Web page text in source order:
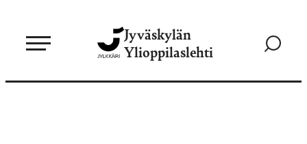
sisältöön
Jyväskylän
Ylioppilaslehti
Siirry